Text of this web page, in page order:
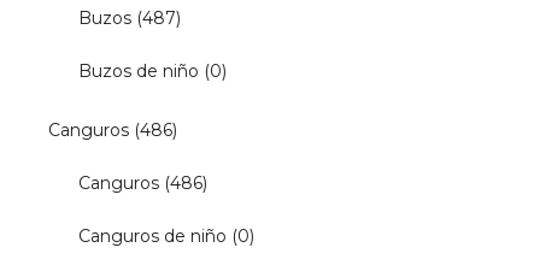
Buzos (487)
Buzos de niño (0)
Canguros (486)
Canguros (486)
Canguros de niño (0)